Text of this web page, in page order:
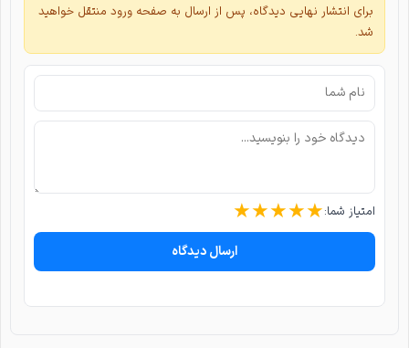
برای انتشار نهایی دیدگاه، پس از ارسال به صفحه ورود منتقل خواهید
شد.
امتیاز شما: ★★★★★
ارسال دیدگاه